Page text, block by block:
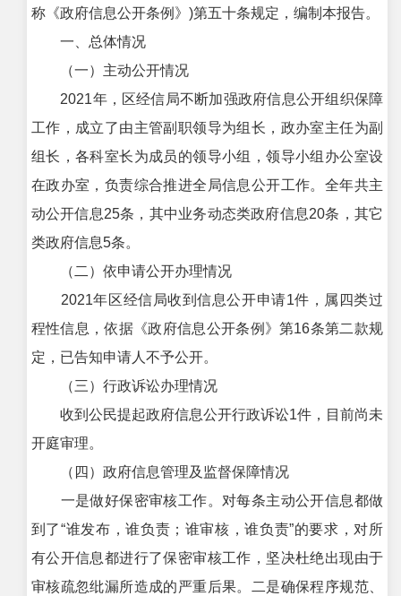
称《政府信息公开条例》)第五十条规定，编制本报告。
一、总体情况
（一）主动公开情况
2021年，区经信局不断加强政府信息公开组织保障
工作，成立了由主管副职领导为组长，政办室主任为副
组长，各科室长为成员的领导小组，领导小组办公室设
在政办室，负责综合推进全局信息公开工作。全年共主
动公开信息25条，其中业务动态类政府信息20条，其它
类政府信息5条。
（二）依申请公开办理情况
2021年区经信局收到信息公开申请1件，属四类过
程性信息，依据《政府信息公开条例》第16条第二款规
定，已告知申请人不予公开。
（三）行政诉讼办理情况
收到公民提起政府信息公开行政诉讼1件，目前尚未
开庭审理。
（四）政府信息管理及监督保障情况
一是做好保密审核工作。对每条主动公开信息都做
到了“谁发布，谁负责；谁审核，谁负责”的要求，对所
有公开信息都进行了保密审核工作，坚决杜绝出现由于
审核疏忽纰漏所造成的严重后果。二是确保程序规范、